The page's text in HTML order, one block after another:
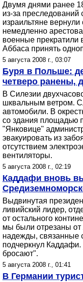
Двумя днями ранее
из-за
израильтяне
немедленно
военные прекратили
Аббаса принять
5 августа 2008 г., 03:07
Буря в Польше:
четверо ранены,
В Силезии
шквальным ветром.
автомобили. В
со здания площадью
"Янковице"
эвакуировать из
отсутствием
вентиляторы.
5 августа 2008 г., 02:19
Каддафи вновь
Выдвинутая
ливийский лидер,
от остального
мы были отрезаны от
надежды,
подчеркнул
бросают".
5 августа 2008 г., 01:41
В Германии